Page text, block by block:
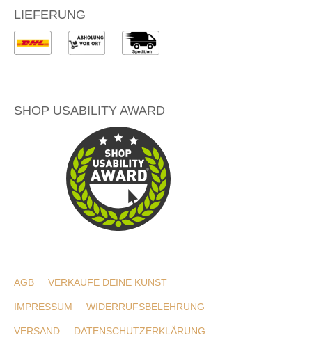
LIEFERUNG
SHOP USABILITY AWARD
AGB VERKAUFE DEINE KUNST
IMPRESSUM WIDERRUFSBELEHRUNG
VERSAND DATENSCHUTZERKLÄRUNG